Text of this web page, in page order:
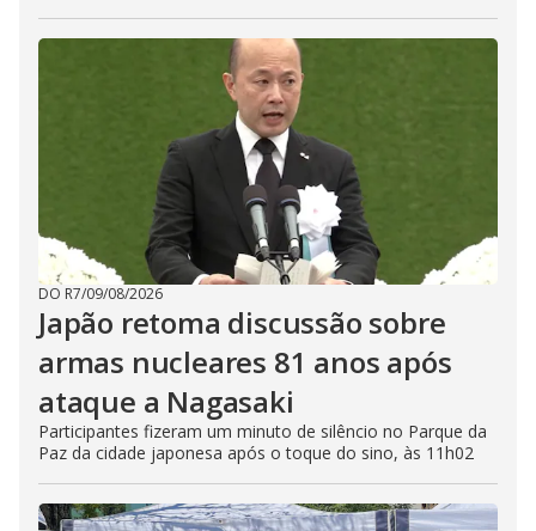
DO R7/09/08/2026
Japão retoma discussão sobre
armas nucleares 81 anos após
ataque a Nagasaki
Participantes fizeram um minuto de silêncio no Parque da
Paz da cidade japonesa após o toque do sino, às 11h02